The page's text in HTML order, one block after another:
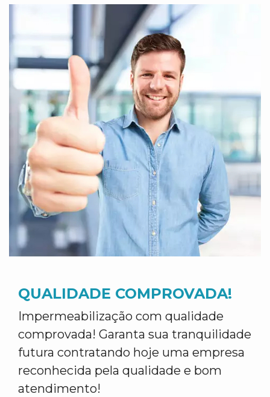
QUALIDADE COMPROVADA!
Impermeabilização com qualidade
comprovada! Garanta sua tranquilidade
futura contratando hoje uma empresa
reconhecida pela qualidade e bom
atendimento!